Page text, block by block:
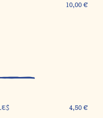
10,00 €
4,50 €